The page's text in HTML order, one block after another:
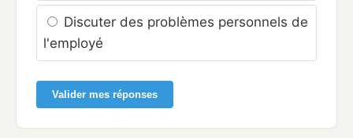
Discuter des problèmes personnels de
l'employé
Valider mes réponses